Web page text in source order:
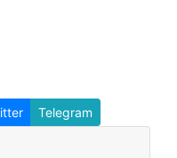
Telegram